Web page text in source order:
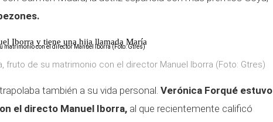
Iborra y tiene una hija llamada María
fruto de su matrimonio con el director Manuel Iborra (Foto: Gtres)
también a su vida personal. Verónica Forqué estuvo
el directo Manuel Iborra, al que recientemente calificó